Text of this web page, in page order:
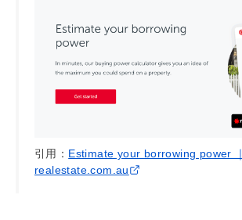
引用： Estimate your borrowing power ｜
realestate.com.au